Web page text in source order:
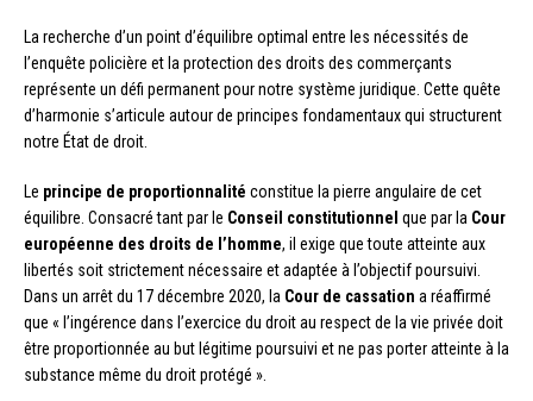
La recherche d’un point d’équilibre optimal entre les nécessités de
l’enquête policière et la protection des droits des commerçants
représente un défi permanent pour notre système juridique. Cette quête
d’harmonie s’articule autour de principes fondamentaux qui structurent
notre État de droit.
Le principe de proportionnalité constitue la pierre angulaire de cet
équilibre. Consacré tant par le Conseil constitutionnel que par la Cour
européenne des droits de l’homme, il exige que toute atteinte aux
libertés soit strictement nécessaire et adaptée à l’objectif poursuivi.
Dans un arrêt du 17 décembre 2020, la Cour de cassation a réaffirmé
que « l’ingérence dans l’exercice du droit au respect de la vie privée doit
être proportionnée au but légitime poursuivi et ne pas porter atteinte à la
substance même du droit protégé ».